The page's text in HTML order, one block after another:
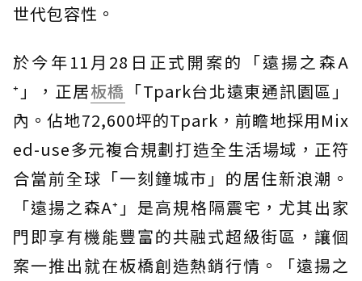
世代包容性。
於今年11月28日正式開案的「遠揚之森A
⁺」，正居板橋 「Tpark台北遠東通訊園區」
內。佔地72,600坪的Tpark，前瞻地採用Mix
ed-use多元複合規劃打造全生活場域，正符
合當前全球「一刻鐘城市」的居住新浪潮。
「遠揚之森A⁺」是高規格隔震宅，尤其出家
門即享有機能豐富的共融式超級街區，讓個
案一推出就在板橋創造熱銷行情。「遠揚之